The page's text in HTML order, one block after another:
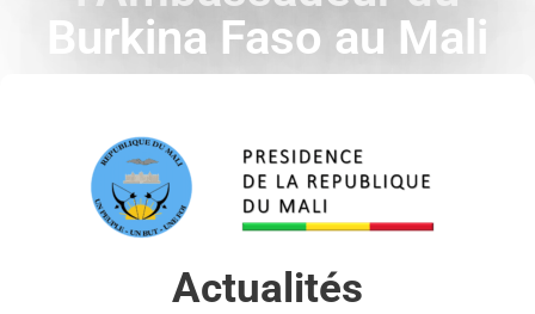
Burkina Faso au Mali
Actualités